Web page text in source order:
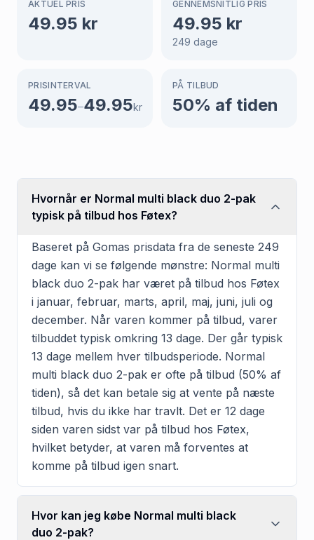
AKTUEL PRIS
49.95 kr
GENNEMSNITLIG PRIS
49.95 kr
249 dage
PRISINTERVAL
49.95–49.95kr
PÅ TILBUD
50% af tiden
Hvornår er Normal multi black duo 2-pak
typisk på tilbud hos Føtex?
Baseret på Gomas prisdata fra de seneste 249
dage kan vi se følgende mønstre: Normal multi
black duo 2-pak har været på tilbud hos Føtex
i januar, februar, marts, april, maj, juni, juli og
december. Når varen kommer på tilbud, varer
tilbuddet typisk omkring 13 dage. Der går typisk
13 dage mellem hver tilbudsperiode. Normal
multi black duo 2-pak er ofte på tilbud (50% af
tiden), så det kan betale sig at vente på næste
tilbud, hvis du ikke har travlt. Det er 12 dage
siden varen sidst var på tilbud hos Føtex,
hvilket betyder, at varen må forventes at
komme på tilbud igen snart.
Hvor kan jeg købe Normal multi black
duo 2-pak?